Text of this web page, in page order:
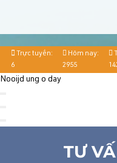
Trực tuyến:
6
Hôm nay:
2955
Nooijd ung o day
TƯ